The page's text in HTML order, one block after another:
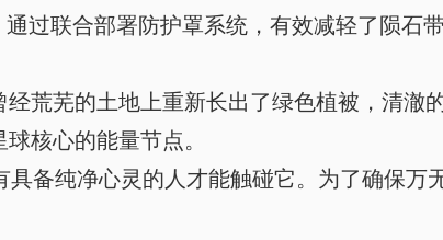
过联合部署防护罩系统，有效减轻了陨石带
荒芜的土地上重新长出了绿色植被，清澈
核心的能量节点。
备纯净心灵的人才能触碰它。为了确保万